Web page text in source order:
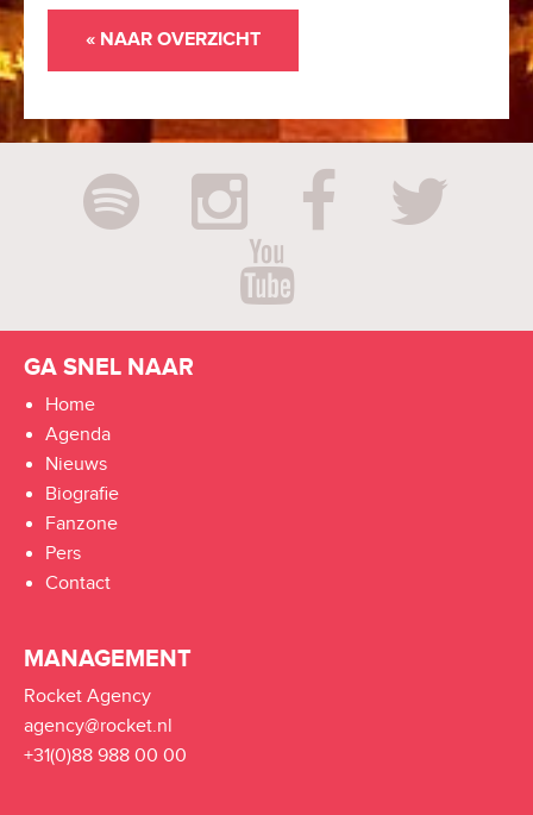
« NAAR OVERZICHT
GA SNEL NAAR
Home
Agenda
Nieuws
Biografie
Fanzone
Pers
Contact
MANAGEMENT
Rocket Agency
agency@rocket.nl
+31(0)88 988 00 00